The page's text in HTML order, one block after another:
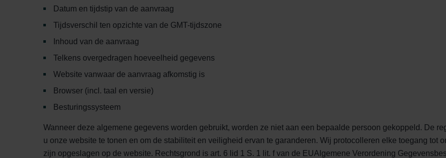
Datum en tijdstip van de aanvraag
Tijdsverschil ten opzichte van de GMT-tijdszone
Inhoud van de aanvraag
Telkens overgedragen hoeveelheid gegevens
Website vanwaar de aanvraag afkomstig is
Browser (incl. taal en versie)
Besturingssysteem
Wanneer deze algemene gegevens worden gebruikt, worden ze niet aan een bepaalde persoon gekoppeld. De
u onze website te tonen en om de stabiliteit en veiligheid ervan te garanderen. Wij protocolleren elke toegang tot
zijn opgeslagen op de website. Rechtsgrond is art. 6 lid 1 S. 1 lit. f van de EUAlgemene Verordening